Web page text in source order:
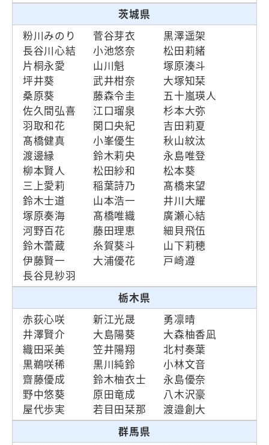
茨城県
粉川みのり
菅谷芽衣
黒澤遥架
長谷川心結
小池悠奈
松田莉緒
片桐永愛
山川魁
塚原湊斗
坪井葵
武井柑奈
大塚知栞
桑原葵
藤森令圭
五十嵐瑛人
佐久間弘喜
江口瑠泉
杉本大弥
羽取和花
関口央紀
吉田莉夏
髙橋健真
小峯優生
秋山紋汰
渡邊縁
鈴木莉央
永島唯登
柳本賢人
松田紗和
松本葵
三上愛莉
稲葉詩乃
髙橋来望
鈴木士道
山本浩一
井川大耀
塚原奏海
髙橋唯織
廣瀬心結
河野百花
藤田理恵
細貝飛伍
鈴木蕾蔵
糸賀葵斗
山下莉穂
伊藤賢一
大浦優花
戸崎遵
長谷見紗羽
栃木県
赤荻心咲
新江光晟
勇凛晴
井澤賢介
大島陽葵
大森柚香凪
織田采美
笠井陽翔
北村奏葉
黒鵜咲稀
黒川純鈴
小林文音
齋藤優成
鈴木柚衣士
永島優奈
野中悠葵
原田竜成
八木沢豪
屋代歩実
若目田栞那
渡邉創大
群馬県